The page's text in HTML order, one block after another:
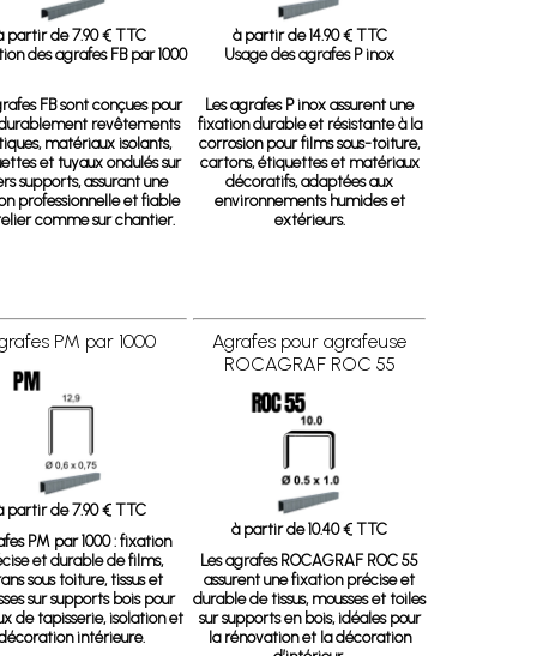
partir de 7.90 € TTC
des agrafes FB par 1000
FB sont conçues pour
revêtements
matériaux isolants,
et tuyaux ondulés sur
supports, assurant une
professionnelle et fiable
comme sur chantier.
à partir de 14.90 € TTC
Usage des agrafes P inox
Les agrafes P inox assurent une
fixation durable et résistante à la
corrosion pour films sous-toiture,
cartons, étiquettes et matériaux
décoratifs, adaptées aux
environnements humides et
extérieurs.
PM par 1000
partir de 7.90 € TTC
PM par 1000 : fixation
et durable de films,
sous toiture, tissus et
sur supports bois pour
de tapisserie, isolation et
intérieure.
Agrafes pour agrafeuse
ROCAGRAF ROC 55
à partir de 10.40 € TTC
Les agrafes ROCAGRAF ROC 55
assurent une fixation précise et
durable de tissus, mousses et toiles
sur supports en bois, idéales pour
la rénovation et la décoration